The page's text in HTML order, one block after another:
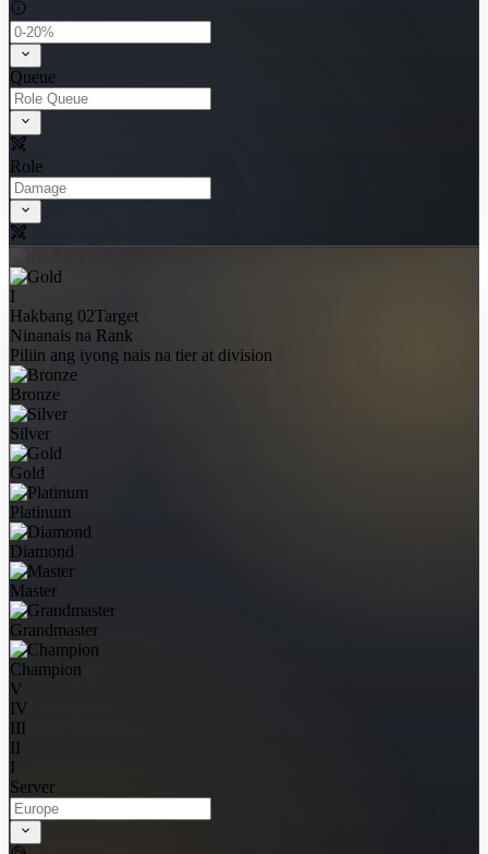
Queue
Role
I
Hakbang 02Target
Ninanais na Rank
Piliin ang iyong nais na tier at division
Bronze
Silver
Gold
Platinum
Diamond
Master
Grandmaster
Champion
V
IV
III
II
I
Server